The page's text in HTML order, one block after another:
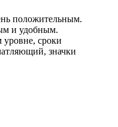
положительным.
и удобным.
сроки
значки